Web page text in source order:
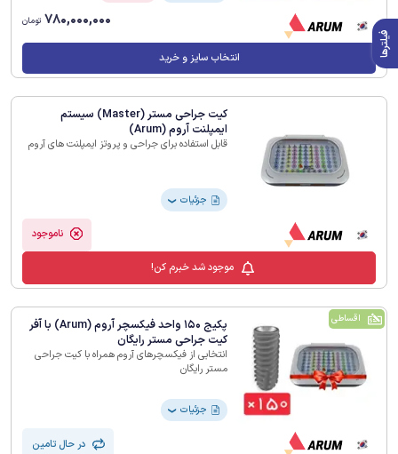
780,000,000 تومان
انتخاب سایز و خرید
کیت جراحی مستر (Master) سیستم
ایمپلنت آروم (Arum)
قابل استفاده برای جراحی و پروتز ایمپلنت های آروم
جزئیات ❯
ناموجود
موجود شد خبرم کن!
اقساطی
پکیج 150 واحد فیکسچر آروم (Arum) با آفر
کیت جراحی مستر رایگان
انتخابی از فیکسچرهای آروم همراه با کیت جراحی
مستر رایگان
جزئیات ❯
در حال تامین
فیلترها